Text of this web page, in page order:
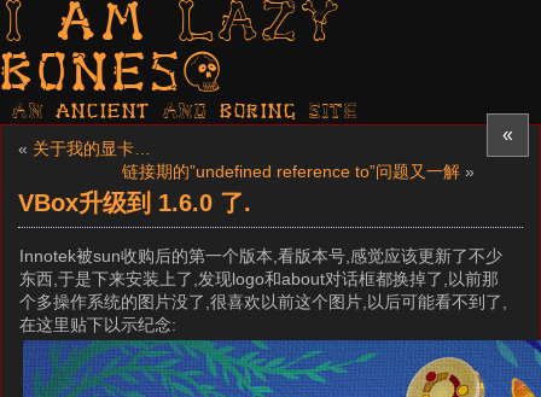
I am LAZY
bones?
AN ancient AND boring SITE
«
« 关于我的显卡…
链接期的”undefined reference to”问题又一解 »
VBox升级到 1.6.0 了.
Innotek被sun收购后的第一个版本,看版本号,感觉应该更新了不少
东西,于是下来安装上了,发现logo和about对话框都换掉了,以前那
个多操作系统的图片没了,很喜欢以前这个图片,以后可能看不到了,
在这里贴下以示纪念: